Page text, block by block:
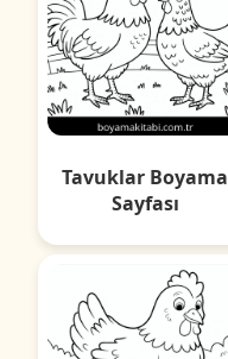
Tavuklar Boyama
Sayfası